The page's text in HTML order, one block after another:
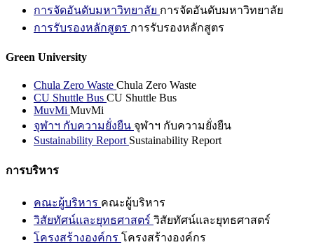
การจัดอันดับมหาวิทยาลัย การจัดอันดับมหาวิทยาลัย
การรับรองหลักสูตร การรับรองหลักสูตร
Green University
Chula Zero Waste Chula Zero Waste
CU Shuttle Bus CU Shuttle Bus
MuvMi MuvMi
จุฬาฯ กับความยั่งยืน จุฬาฯ กับความยั่งยืน
Sustainability Report Sustainability Report
การบริหาร
คณะผู้บริหาร คณะผู้บริหาร
วิสัยทัศน์และยุทธศาสตร์ วิสัยทัศน์และยุทธศาสตร์
โครงสร้างองค์กร โครงสร้างองค์กร